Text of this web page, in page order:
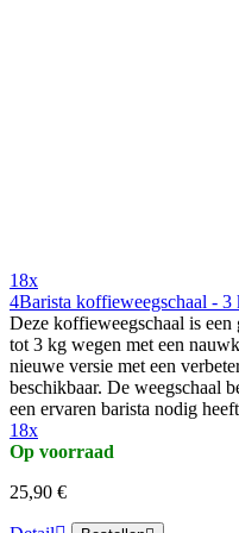
18x
4Barista koffieweegschaal - 3
Deze koffieweegschaal is
tot 3 kg wegen met een
nieuwe versie met een
beschikbaar. De weegschaal
een ervaren barista nodig
18x
Op voorraad
25,90 €